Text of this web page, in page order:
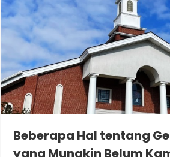
Beberapa Hal tentang
yang Mungkin Belum